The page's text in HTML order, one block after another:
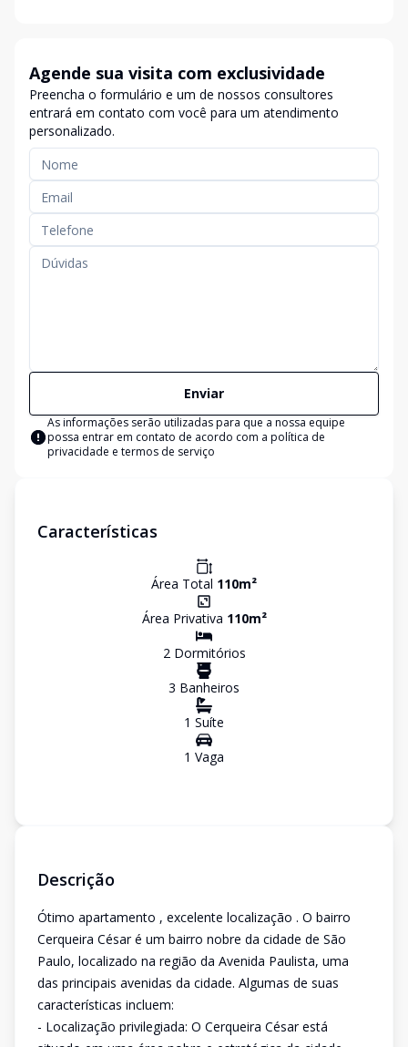
Agende sua visita com exclusividade
Preencha o formulário e um de nossos consultores
entrará em contato com você para um atendimento
personalizado.
Enviar
As informações serão utilizadas para que a nossa equipe
possa entrar em contato de acordo com a política de
privacidade e termos de serviço
Características
Área Total 110m²
Área Privativa 110m²
2Dormitórios
3 Banheiros
1 Suíte
1 Vaga
Descrição
Ótimo apartamento , excelente localização . O bairro
Cerqueira César é um bairro nobre da cidade de São
Paulo, localizado na região da Avenida Paulista, uma
das principais avenidas da cidade. Algumas de suas
características incluem:
- Localização privilegiada: O Cerqueira César está